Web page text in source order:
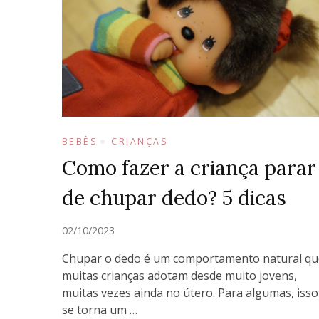
BEBÊS CRIANÇAS
Como fazer a criança parar
de chupar dedo? 5 dicas
02/10/2023
Chupar o dedo é um comportamento natural
muitas crianças adotam desde muito jovens,
muitas vezes ainda no útero. Para algumas, isso
se torna um …